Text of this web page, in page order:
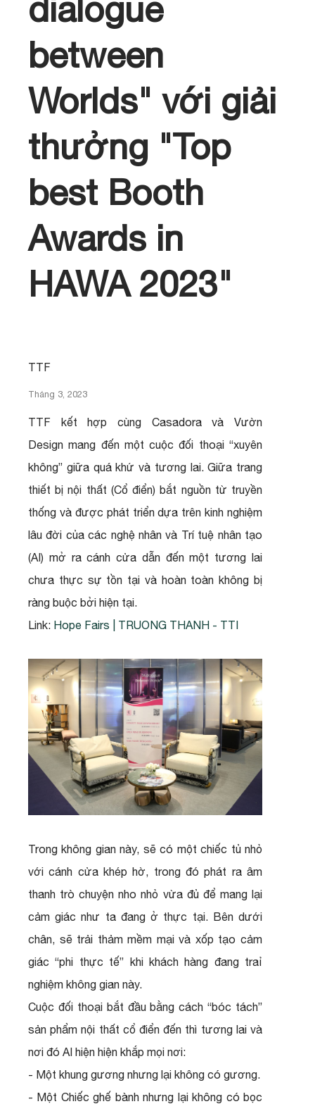
dialogue
between
Worlds" với giải
thưởng "Top
best Booth
Awards in
HAWA 2023"
TTF
Tháng 3, 2023
TTF kết hợp cùng Casadora và Vườn
Design mang đến một cuộc đối thoại “xuyên
không” giữa quá khứ và tương lai. Giữa trang
thiết bị nội thất (Cổ điển) bắt nguồn từ truyền
thống và được phát triển dựa trên kinh nghiệm
lâu đời của các nghệ nhân và Trí tuệ nhân tạo
(AI) mở ra cánh cửa dẫn đến một tương lai
chưa thực sự tồn tại và hoàn toàn không bị
ràng buộc bởi hiện tại.
Link: Hope Fairs | TRUONG THANH - TTI
Trong không gian này, sẽ có một chiếc tủ nhỏ
với cánh cửa khép hờ, trong đó phát ra âm
thanh trò chuyện nho nhỏ vừa đủ để mang lại
cảm giác như ta đang ở thực tại. Bên dưới
chân, sẽ trải thảm mềm mại và xốp tạo cảm
giác “phi thực tế” khi khách hàng đang traỉ
nghiệm không gian này.
Cuộc đối thoại bắt đầu bằng cách “bóc tách”
sản phẩm nội thất cổ điển đến thì tương lai và
nơi đó AI hiện hiện khắp mọi nơi:
- Một khung gương nhưng lại không có gương.
- Một Chiếc ghế bành nhưng lại không có bọc